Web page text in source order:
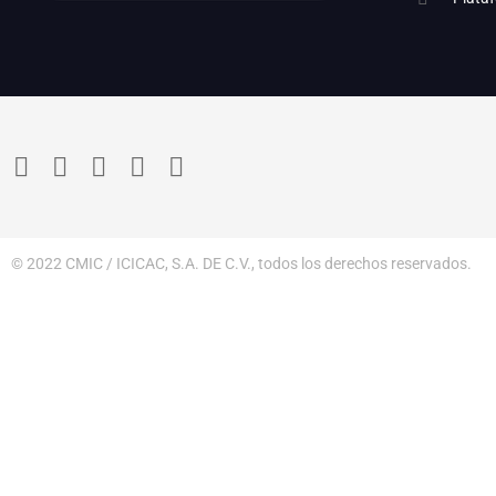
© 2022 CMIC / ICICAC, S.A. DE C.V., todos los derechos reservados.